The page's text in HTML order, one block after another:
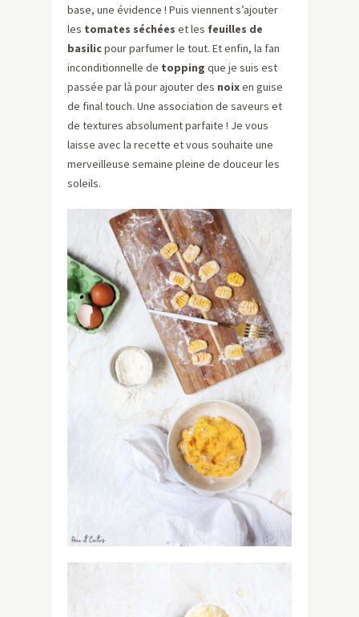
base, une évidence ! Puis viennent s’ajouter
les tomates séchées et les feuilles de
basilicpour parfumer le tout. Et enfin, la fan
inconditionnelle de topping que je suis est
passée par là pour ajouter des noixen guise
de final touch. Une association de saveurs et
de textures absolument parfaite ! Je vous
laisse avec la recette et vous souhaite une
merveilleuse semaine pleine de douceur les
soleils.